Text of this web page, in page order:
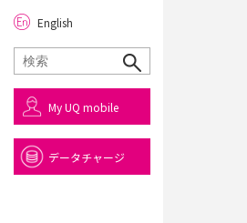
English
My UQ mobile
データチャージ